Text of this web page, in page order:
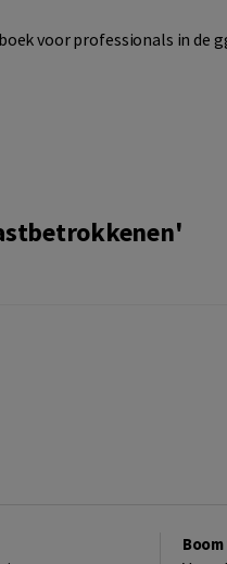
voor professionals in de